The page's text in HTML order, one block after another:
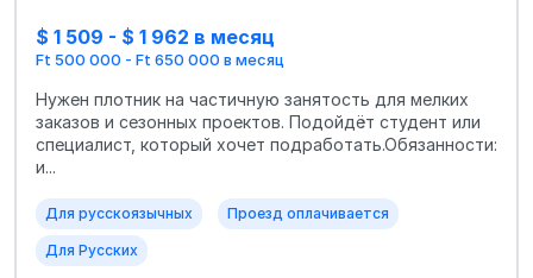
$ 1 509 - $ 1 962 в месяц
Ft 500 000 - Ft 650 000 в месяц
Нужен плотник на частичную занятость для мелких
заказов и сезонных проектов. Подойдёт студент или
специалист, который хочет подработать.Обязанности:
и...
Для русскоязычных Проезд оплачивается
Для Русских